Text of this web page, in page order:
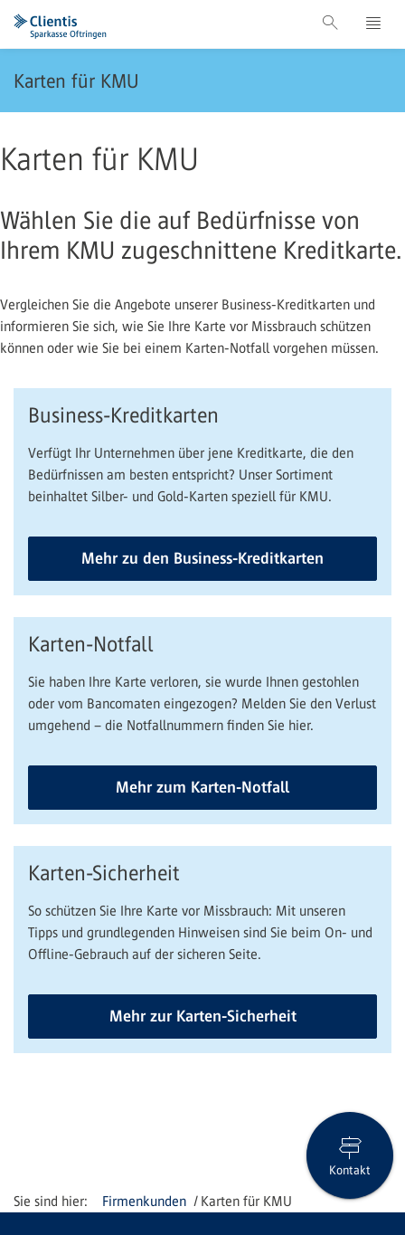
Karten für KMU
Karten für KMU
Wählen Sie die auf Bedürfnisse von
Ihrem KMU zugeschnittene Kreditkarte.
Vergleichen Sie die Angebote unserer Business-Kreditkarten und
informieren Sie sich, wie Sie Ihre Karte vor Missbrauch schützen
können oder wie Sie bei einem Karten-Notfall vorgehen müssen.
Business-Kreditkarten
Verfügt Ihr Unternehmen über jene Kreditkarte, die den
Bedürfnissen am besten entspricht? Unser Sortiment
beinhaltet Silber- und Gold-Karten speziell für KMU.
Mehr zu den Business-Kreditkarten
Karten-Notfall
Sie haben Ihre Karte verloren, sie wurde Ihnen gestohlen
oder vom Bancomaten eingezogen? Melden Sie den Verlust
umgehend – die Notfallnummern finden Sie hier.
Mehr zum Karten-Notfall
Karten-Sicherheit
So schützen Sie Ihre Karte vor Missbrauch: Mit unseren
Tipps und grundlegenden Hinweisen sind Sie beim On- und
Offline-Gebrauch auf der sicheren Seite.
Mehr zur Karten-Sicherheit
Firmenkunden Karten für KMU
Kontakt